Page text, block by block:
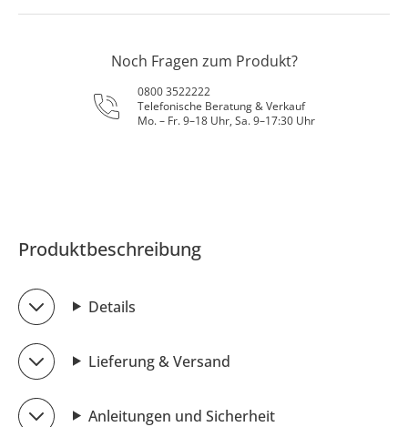
Noch Fragen zum Produkt?
0800 3522222
Telefonische Beratung & Verkauf
Mo. – Fr. 9–18 Uhr, Sa. 9–17:30 Uhr
Produktbeschreibung
Details
Lieferung & Versand
Anleitungen und Sicherheit